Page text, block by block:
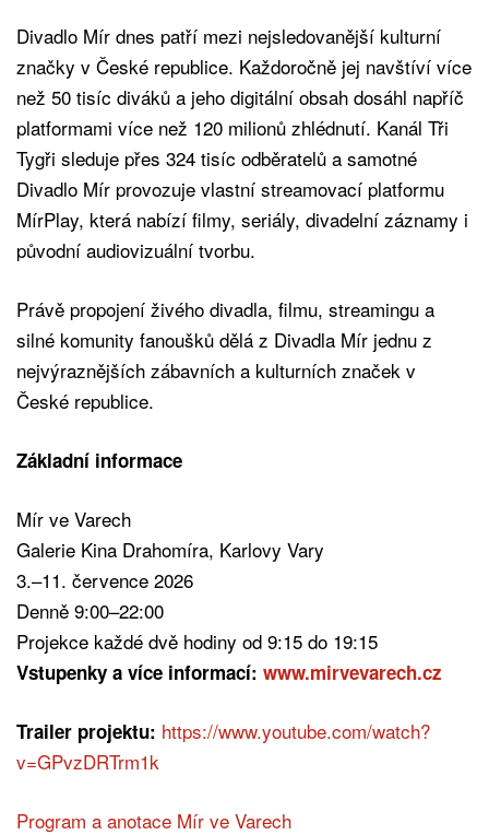
Divadlo Mír dnes patří mezi nejsledovanější kulturní
značky v České republice. Každoročně jej navštíví více
než 50 tisíc diváků a jeho digitální obsah dosáhl napříč
platformami více než 120 milionů zhlédnutí. Kanál Tři
Tygři sleduje přes 324 tisíc odběratelů a samotné
Divadlo Mír provozuje vlastní streamovací platformu
MírPlay, která nabízí filmy, seriály, divadelní záznamy i
původní audiovizuální tvorbu.
Právě propojení živého divadla, filmu, streamingu a
silné komunity fanoušků dělá z Divadla Mír jednu z
nejvýraznějších zábavních a kulturních značek v
České republice.
Základní informace
Mír ve Varech
Galerie Kina Drahomíra, Karlovy Vary
3.–11. července 2026
Denně 9:00–22:00
Projekce každé dvě hodiny od 9:15 do 19:15
Vstupenky a více informací: www.mirvevarech.cz
Trailer projektu: https://www.youtube.com/watch?
v=GPvzDRTrm1k
Program a anotace Mír ve Varech